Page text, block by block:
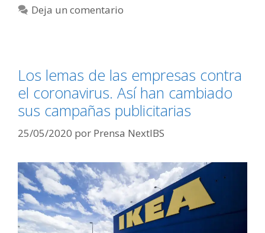
Deja un comentario
Los lemas de las empresas contra
el coronavirus. Así han cambiado
sus campañas publicitarias
25/05/2020 por Prensa NextIBS